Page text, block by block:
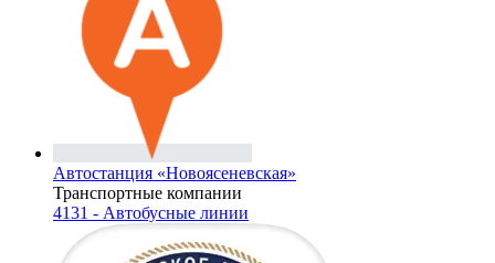
Автостанция «Новоясеневская»
Транспортные компании
4131 - Автобусные линии